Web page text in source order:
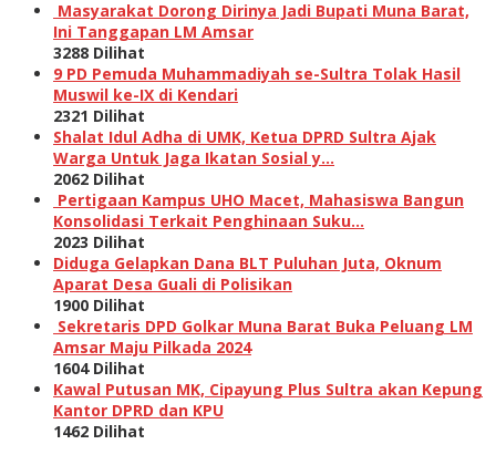
Masyarakat Dorong Dirinya Jadi Bupati Muna Barat,
Ini Tanggapan LM Amsar
3288 Dilihat
9 PD Pemuda Muhammadiyah se-Sultra Tolak Hasil
Muswil ke-IX di Kendari
2321 Dilihat
Shalat Idul Adha di UMK, Ketua DPRD Sultra Ajak
Warga Untuk Jaga Ikatan Sosial y…
2062 Dilihat
Pertigaan Kampus UHO Macet, Mahasiswa Bangun
Konsolidasi Terkait Penghinaan Suku…
2023 Dilihat
Diduga Gelapkan Dana BLT Puluhan Juta, Oknum
Aparat Desa Guali di Polisikan
1900 Dilihat
Sekretaris DPD Golkar Muna Barat Buka Peluang LM
Amsar Maju Pilkada 2024
1604 Dilihat
Kawal Putusan MK, Cipayung Plus Sultra akan Kepung
Kantor DPRD dan KPU
1462 Dilihat